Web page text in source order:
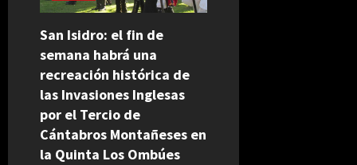
San Isidro: el fin de
semana habrá una
recreación histórica de
las Invasiones Inglesas
por el Tercio de
Cántabros Montañeses en
la Quinta Los Ombúes